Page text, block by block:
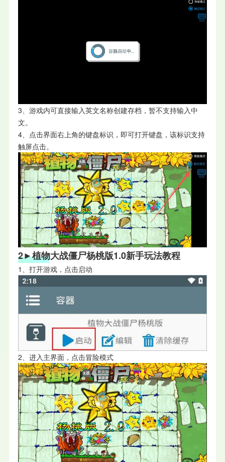
3、游戏内可直接输入英文名称创建存档，暂不支持输入中
文。
4、点击界面右上角的键盘标识，即可打开键盘，该标识支持
触屏点击。
2►植物大战僵尸杨桃版1.0新手玩法教程
1、打开游戏，点击启动
2、进入主界面，点击冒险模式